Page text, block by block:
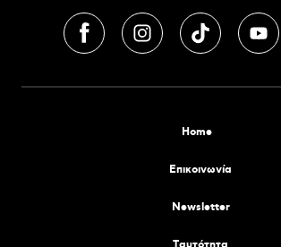
Home
Επικοινωνία
Newsletter